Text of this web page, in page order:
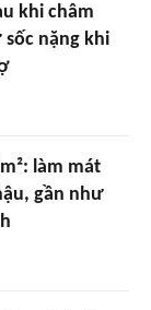
khi châm
nặng khi
làm mát
gần như